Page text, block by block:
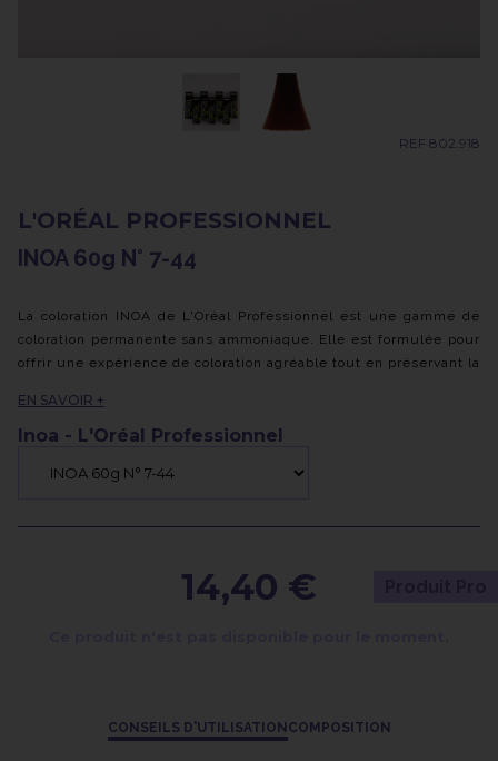
REF 802.918
L'ORÉAL PROFESSIONNEL
INOA 60g N° 7-44
La coloration INOA de L'Oréal Professionnel est une gamme de
coloration permanente sans ammoniaque. Elle est formulée pour
offrir une expérience de coloration agréable tout en préservant la
Voici quelques caractéristiques clés de la coloration INOA :
traditionnelles, INOA ne contient pas d'ammoniaque, ce qui
cuir chevelu.
Delivery System) qui permet aux pigments de coloration de
pénétrer profondément dans la fibre capillaire pour une couleur
nuances allant des blonds aux bruns, des rouges aux cendrés,
EN SAVOIR +
Inoa - L'Oréal Professionnel
14,40 €
CONSEILS D'UTILISATION COMPOSITION